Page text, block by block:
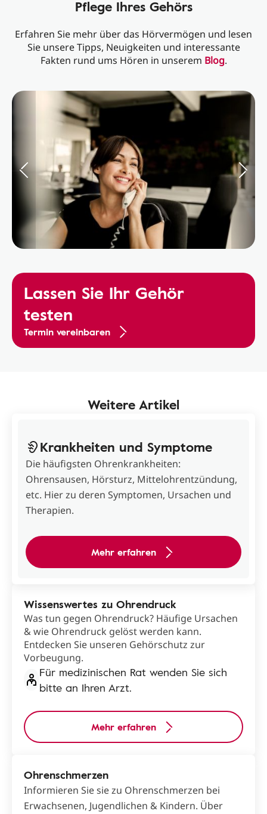
Pflege Ihres Gehörs
Erfahren Sie mehr über das Hörvermögen und lesen
Sie unsere Tipps, Neuigkeiten und interessante
Fakten rund ums Hören in unserem Blog.
Lassen Sie Ihr Gehör
testen
Termin vereinbaren
Weitere Artikel
Krankheiten und Symptome
Die häufigsten Ohrenkrankheiten:
Ohrensausen, Hörsturz, Mittelohrentzündung,
etc. Hier zu deren Symptomen, Ursachen und
Therapien.
Mehr erfahren
Wissenswertes zu Ohrendruck
Was tun gegen Ohrendruck? Häufige Ursachen
& wie Ohrendruck gelöst werden kann.
Entdecken Sie unseren Gehörschutz zur
Vorbeugung.
Für medizinischen Rat wenden Sie sich
bitte an Ihren Arzt.
Mehr erfahren
Ohrenschmerzen
Informieren Sie sie zu Ohrenschmerzen bei
Erwachsenen, Jugendlichen & Kindern. Über